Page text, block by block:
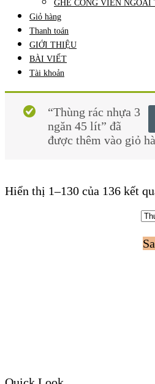
GHẾ CÔNG VIÊN NGOÀI
Giỏ hàng
Thanh toán
GIỚI THIỆU
BÀI VIẾT
Tài khoản
“Thùng rác nhựa 3
ngăn 45 lít” đã
được thêm vào giỏ
Hiển thị 1–130 của 136 kết